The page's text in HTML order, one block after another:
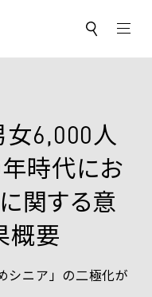
サ
ト
6,000人
時代にお
関する意
概要
シニア」の二極化が